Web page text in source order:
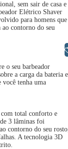
sem sair de casa e
Elétrico Shaver
para homens que
ao contorno do seu
o seu barbeador
a carga da bateria e
você tenha uma
total conforto e
3 lâminas foi
contorno do seu
A tecnologia 3D